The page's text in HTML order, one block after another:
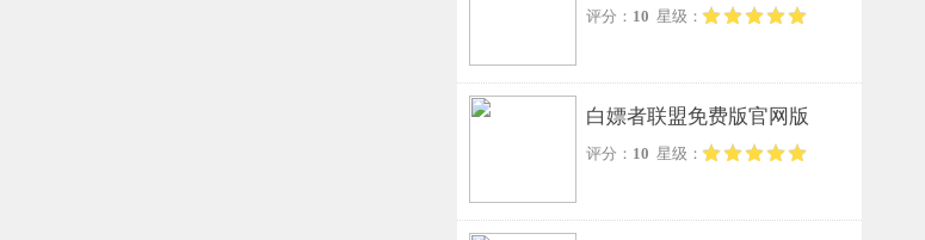
评分： 10 星级：
白嫖者联盟免费版官网版
评分： 10 星级：